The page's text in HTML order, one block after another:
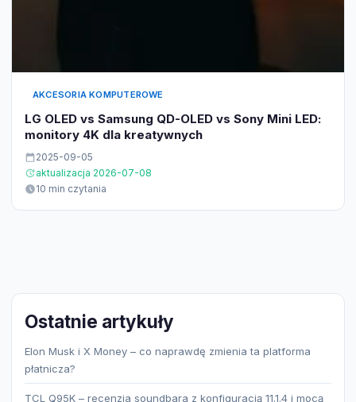
AKCESORIA KOMPUTEROWE
LG OLED vs Samsung QD-OLED vs Sony Mini LED:
monitory 4K dla kreatywnych
2025-09-05
aktualizacja 2026-07-08
10 min czytania
Ostatnie artykuły
Elon Musk i X Money – co naprawdę zmienia ta platforma
płatnicza?
TCL Q95K – recenzja soundbara z konfiguracją 11.1.4 i mocą